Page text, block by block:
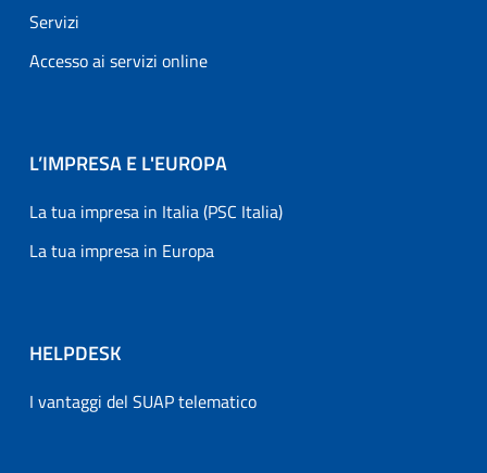
Servizi
Accesso ai servizi online
L’IMPRESA E L'EUROPA
La tua impresa in Italia (PSC Italia)
La tua impresa in Europa
HELPDESK
I vantaggi del SUAP telematico